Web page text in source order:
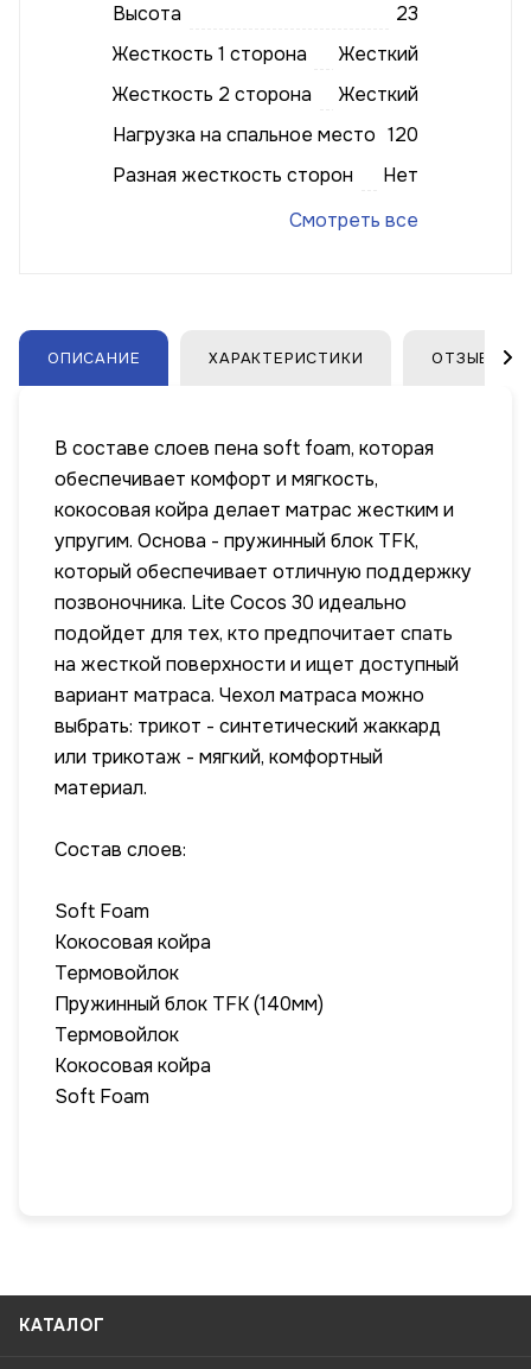
Высота
23
Жесткость 1 сторона
Жесткий
Жесткость 2 сторона
Жесткий
Нагрузка на спальное место 120
Разная жесткость сторон
Нет
Смотреть все
ОПИСАНИЕ ХАРАКТЕРИСТИКИ ОТЗЫВЫ
В составе слоев пена soft foam, которая
обеспечивает комфорт и мягкость,
кокосовая койра делает матрас жестким и
упругим. Основа - пружинный блок TFK,
который обеспечивает отличную поддержку
позвоночника. Lite Cocos 30 идеально
подойдет для тех, кто предпочитает спать
на жесткой поверхности и ищет доступный
вариант матраса. Чехол матраса можно
выбрать: трикот - синтетический жаккард
или трикотаж - мягкий, комфортный
материал.
Состав слоев:
Soft Foam
Кокосовая койра
Термовойлок
Пружинный блок TFK (140мм)
Термовойлок
Кокосовая койра
Soft Foam
КАТАЛОГ